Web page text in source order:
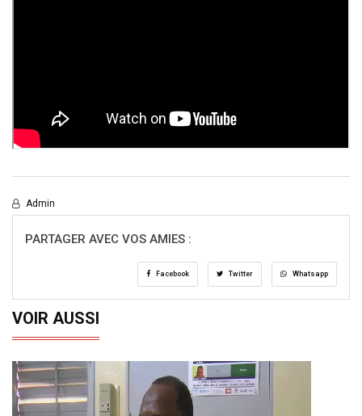
Admin
PARTAGER AVEC VOS AMIES :
Facebook Twitter Whatsapp
VOIR AUSSI